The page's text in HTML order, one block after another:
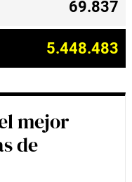
69.837
5.448.483
mejor
de